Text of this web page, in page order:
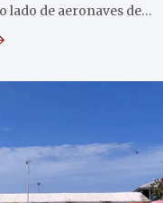
lado de aeronaves de…